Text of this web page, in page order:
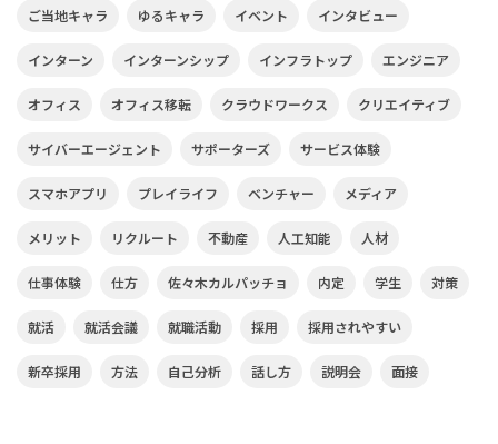
ご当地キャラ ゆるキャラ イベント インタビュー
インターン インターンシップ インフラトップ エンジニア
オフィス オフィス移転 クラウドワークス クリエイティブ
サイバーエージェント サポーターズ サービス体験
スマホアプリ プレイライフ ベンチャー メディア
メリット リクルート 不動産 人工知能 人材
仕事体験 仕方 佐々木カルパッチョ 内定 学生 対策
就活 就活会議 就職活動 採用 採用されやすい
新卒採用 方法 自己分析 話し方 説明会 面接